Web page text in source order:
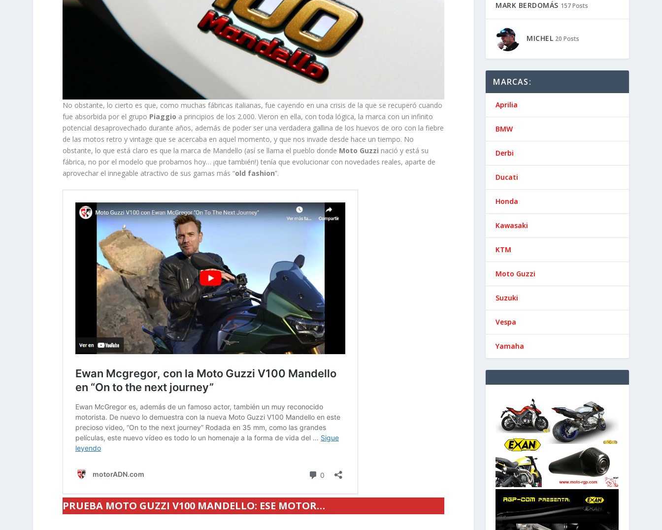
No obstante, lo cierto es que, como muchas fábricas italianas, fue cayendo en una crisis de la que se recuperó cuando
fue absorbida por el grupo Piaggio a principios de los 2.000. Vieron en ella, con toda lógica, la marca con un infinito
potencial desaprovechado durante años, además de poder ser una verdadera gallina de los huevos de oro con la fiebre
de las motos retro y vintage que se acercaba en aquel momento, y que nos invade desde hace un tiempo. No
obstante, lo que está claro es que la marca de Mandello (así se llama el pueblo donde Moto Guzzi nació y está su
fábrica, no por el modelo que probamos hoy… ¡que también!) tenía que evolucionar con novedades reales, aparte de
aprovechar el innegable atractivo de sus gamas más “old fashion”.
PRUEBA MOTO GUZZI V100 MANDELLO: ESE MOTOR…
MARK BERDOMÁS 157 Posts
MICHEL 20 Posts
MARCAS:
Aprilia
BMW
Derbi
Ducati
Honda
Kawasaki
KTM
Moto Guzzi
Suzuki
Vespa
Yamaha